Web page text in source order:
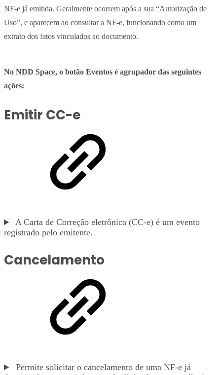
NF-e já emitida. Geralmente ocorrem após a sua “Autorização de
Uso”, e aparecem ao consultar a NF-e, funcionando como um
extrato dos fatos vinculados ao documento.
No NDD Space, o botão Eventos é agrupador das seguintes
ações:
Emitir CC-e
A Carta de Correção eletrônica (CC-e) é um evento
registrado pelo emitente.
Cancelamento
Permite solicitar o cancelamento de uma NF-e já